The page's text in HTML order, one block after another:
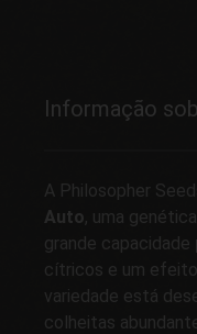
Informação
A Philosopher
Auto, uma
grande capacidade
cítricos e um
variedade está
colheitas